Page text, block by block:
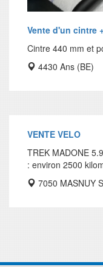
Vente d'un cintre
Cintre 440 mm et
4430 Ans (BE)
VENTE VELO
TREK MADONE
: environ 2500
7050 MASNUY